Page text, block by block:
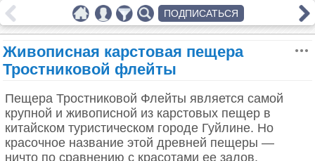
Живописная карстовая пещера
Тростниковой флейты
Пещера Тростниковой Флейты является самой
крупной и живописной из карстовых пещер в
китайском туристическом городе Гуйлине. Но
красочное название этой древней пещеры —
ничто по сравнению с красотами ее залов.
ПОДПИСАТЬСЯ